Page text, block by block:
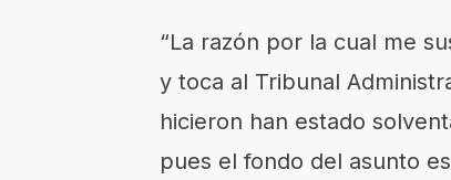
“La razón por la cual me
y toca al Tribunal
hicieron han estado
pues el fondo del asunto